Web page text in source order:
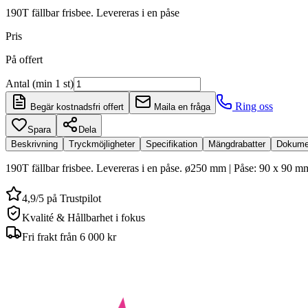
190T fällbar frisbee. Levereras i en påse
Pris
På offert
Antal (min 1 st)
Begär kostnadsfri offert Maila en fråga Ring oss
Spara
Dela
Beskrivning
Tryckmöjligheter Specifikation Mängdrabatter
190T fällbar frisbee. Levereras i en påse. ø250 mm | Påse: 90 x 90
4,9/5 på Trustpilot
Kvalité & Hållbarhet i fokus
Fri frakt från 6 000 kr